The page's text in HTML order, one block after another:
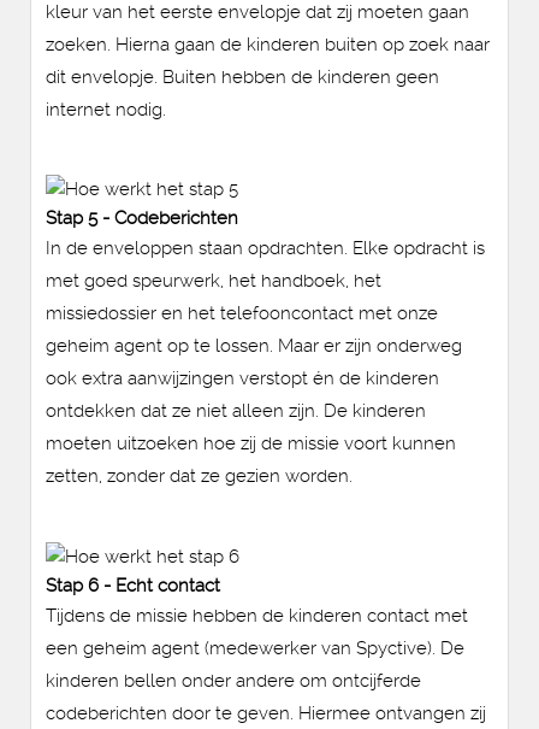
kleur van het eerste envelopje dat zij moeten gaan
zoeken. Hierna gaan de kinderen buiten op zoek naar
dit envelopje. Buiten hebben de kinderen geen
internet nodig.
Stap 5 - Codeberichten
In de enveloppen staan opdrachten. Elke opdracht is
met goed speurwerk, het handboek, het
missiedossier en het telefooncontact met onze
geheim agent op te lossen. Maar er zijn onderweg
ook extra aanwijzingen verstopt én de kinderen
ontdekken dat ze niet alleen zijn. De kinderen
moeten uitzoeken hoe zij de missie voort kunnen
zetten, zonder dat ze gezien worden.
Stap 6 - Echt contact
Tijdens de missie hebben de kinderen contact met
een geheim agent (medewerker van Spyctive). De
kinderen bellen onder andere om ontcijferde
codeberichten door te geven. Hiermee ontvangen zij